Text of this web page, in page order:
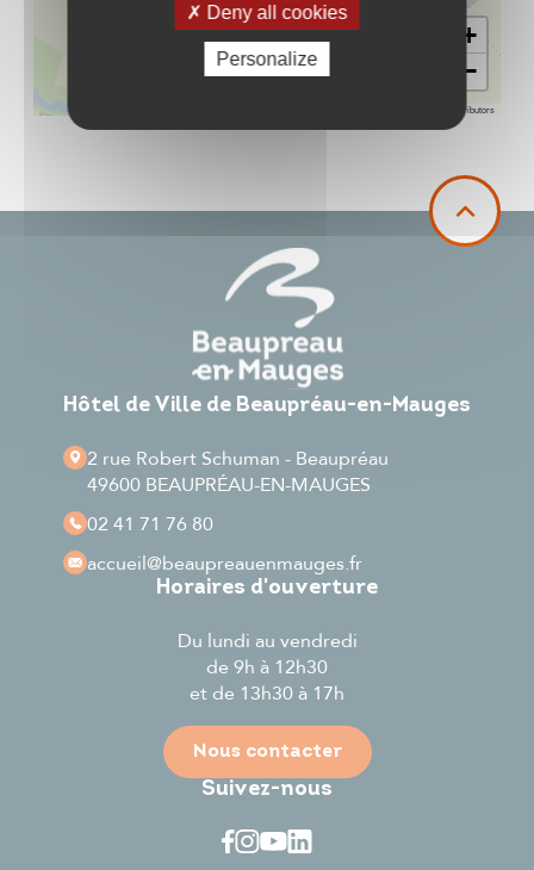
+
−
contributors
Hôtel de Ville de Beaupréau-en-Mauges
2 rue Robert Schuman - Beaupréau
49600 BEAUPRÉAU-EN-MAUGES
02 41 71 76 80
accueil@beaupreauenmauges.fr
Horaires d'ouverture
Du lundi au vendredi
de 9h à 12h30
et de 13h30 à 17h
Nous contacter
Suivez-nous
Deny all cookies
Personalize